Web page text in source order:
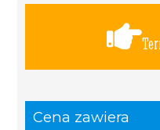
Cena zawiera